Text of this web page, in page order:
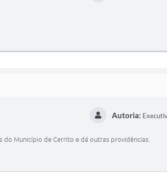
Autoria:
Município de Cerrito e dá outras providências.